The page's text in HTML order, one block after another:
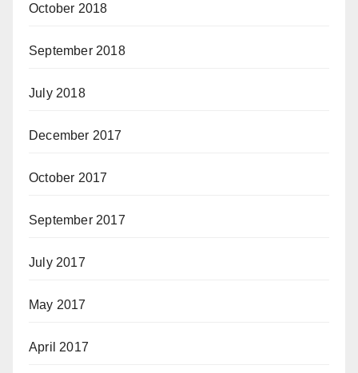
October 2018
September 2018
July 2018
December 2017
October 2017
September 2017
July 2017
May 2017
April 2017